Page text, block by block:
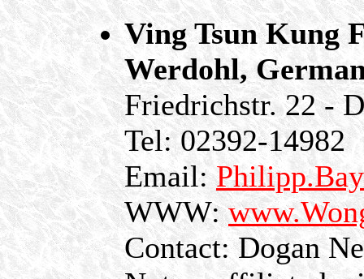
Ving Tsun Kung
Werdohl,
Friedrichstr. 22 -
Tel: 02392-14982
Email:
WWW:
Contact: Dogan